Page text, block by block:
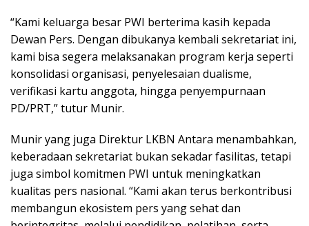
“Kami keluarga besar PWI berterima kasih kepada
Dewan Pers. Dengan dibukanya kembali sekretariat ini,
kami bisa segera melaksanakan program kerja seperti
konsolidasi organisasi, penyelesaian dualisme,
verifikasi kartu anggota, hingga penyempurnaan
PD/PRT,” tutur Munir.
Munir yang juga Direktur LKBN Antara menambahkan,
keberadaan sekretariat bukan sekadar fasilitas, tetapi
juga simbol komitmen PWI untuk meningkatkan
kualitas pers nasional. “Kami akan terus berkontribusi
membangun ekosistem pers yang sehat dan